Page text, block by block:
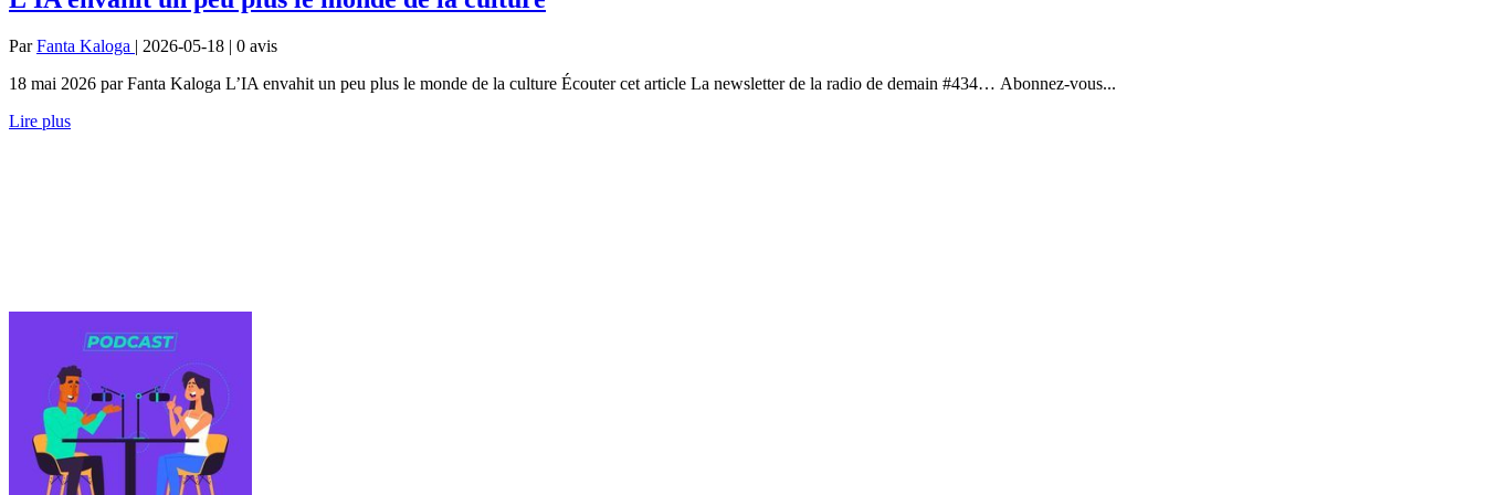
ParFanta Kaloga | 2026-05-18 | 0 avis
18 mai 2026 par Fanta Kaloga L’IA envahit un peu plus le monde de la culture Écouter cet article La newsletter de la radio de demain #434… Abonnez-vous...
Lire plus